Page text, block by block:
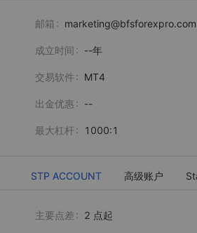
邮箱 marketing@bfsforexpro.com
成立时间 --年
交易软件 MT4
出金优惠 --
最大杠杆 1000:1
STP ACCOUNT 高级账户
主要点差 2 点起